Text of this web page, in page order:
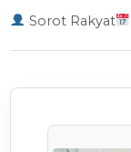
Sorot Rakyat